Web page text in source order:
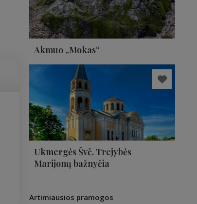
Akmuo „Mokas“
Ukmergės Švč. Trejybės
Marijonų bažnyčia
Artimiausios pramogos